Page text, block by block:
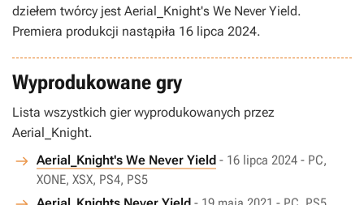
dziełem twórcy jest Aerial_Knight's We Never Yield.
Premiera produkcji nastąpiła 16 lipca 2024.
Wyprodukowane gry
Lista wszystkich gier wyprodukowanych przez
Aerial_Knight.
Aerial_Knight's We Never Yield - 16 lipca 2024 - PC,
XONE, XSX, PS4, PS5